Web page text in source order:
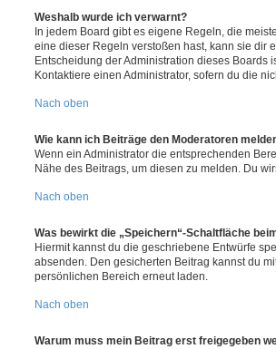
Weshalb wurde ich verwarnt?
In jedem Board gibt es eigene Regeln, die
eine dieser Regeln verstoßen hast, kann sie dir
Entscheidung der Administration dieses Boards
Kontaktiere einen Administrator, sofern du die
Nach oben
Wie kann ich Beiträge den Moderatoren
Wenn ein Administrator die entsprechenden
Nähe des Beitrags, um diesen zu melden. Du
Nach oben
Was bewirkt die „Speichern“-Schaltfläche
Hiermit kannst du die geschriebene Entwürfe
absenden. Den gesicherten Beitrag kannst du
persönlichen Bereich erneut laden.
Nach oben
Warum muss mein Beitrag erst freigegeben